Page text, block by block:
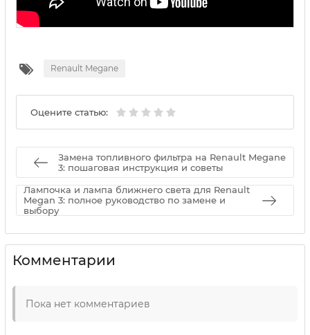
Renault Megane
Оцените статью:
Замена топливного фильтра на Renault Megane
3: пошаговая инструкция и советы
Лампочка и лампа ближнего света для Renault
Megan 3: полное руководство по замене и
выбору
Комментарии
Пока нет комментариев